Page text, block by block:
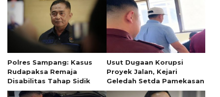
Polres Sampang: Kasus
Rudapaksa Remaja
Disabilitas Tahap Sidik
Usut Dugaan Korupsi
Proyek Jalan, Kejari
Geledah Setda Pamekasan